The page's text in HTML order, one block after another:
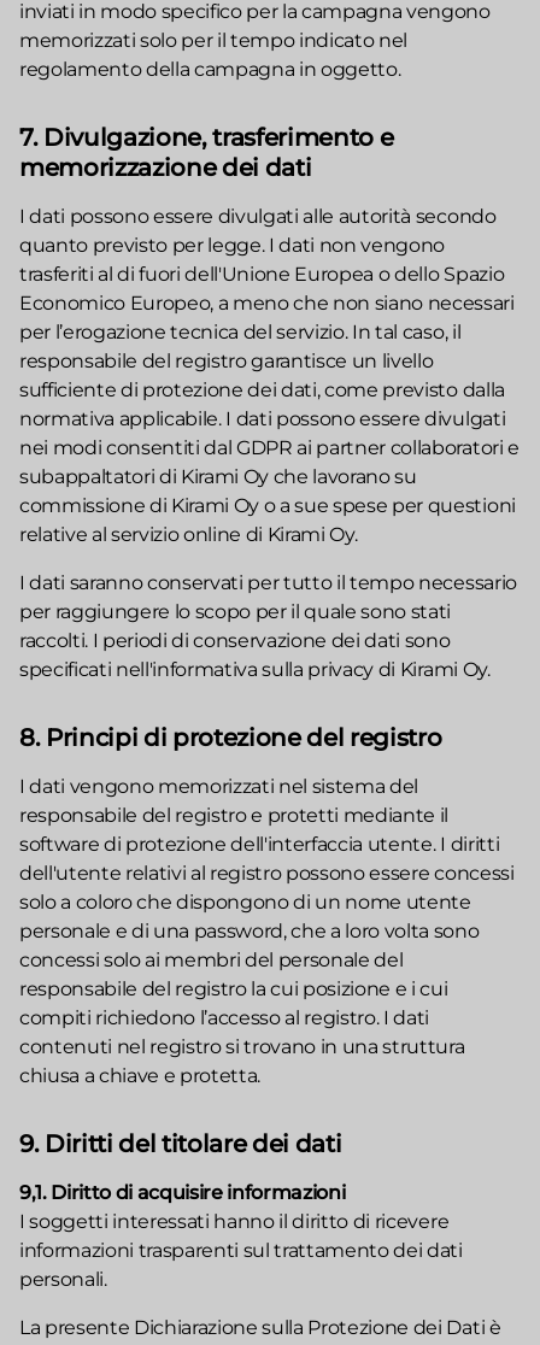
inviati in modo specifico per la campagna vengono
memorizzati solo per il tempo indicato nel
regolamento della campagna in oggetto.
7. Divulgazione, trasferimento e
memorizzazione dei dati
I dati possono essere divulgati alle autorità secondo
quanto previsto per legge. I dati non vengono
trasferiti al di fuori dell'Unione Europea o dello Spazio
Economico Europeo, a meno che non siano necessari
per l’erogazione tecnica del servizio. In tal caso, il
responsabile del registro garantisce un livello
sufficiente di protezione dei dati, come previsto dalla
normativa applicabile. I dati possono essere divulgati
nei modi consentiti dal GDPR ai partner collaboratori e
subappaltatori di Kirami Oy che lavorano su
commissione di Kirami Oy o a sue spese per questioni
relative al servizio online di Kirami Oy.
I dati saranno conservati per tutto il tempo necessario
per raggiungere lo scopo per il quale sono stati
raccolti. I periodi di conservazione dei dati sono
specificati nell'informativa sulla privacy di Kirami Oy.
8. Principi di protezione del registro
I dati vengono memorizzati nel sistema del
responsabile del registro e protetti mediante il
software di protezione dell'interfaccia utente. I diritti
dell'utente relativi al registro possono essere concessi
solo a coloro che dispongono di un nome utente
personale e di una password, che a loro volta sono
concessi solo ai membri del personale del
responsabile del registro la cui posizione e i cui
compiti richiedono l’accesso al registro. I dati
contenuti nel registro si trovano in una struttura
chiusa a chiave e protetta.
9. Diritti del titolare dei dati
9,1. Diritto di acquisire informazioni
I soggetti interessati hanno il diritto di ricevere
informazioni trasparenti sul trattamento dei dati
personali.
La presente Dichiarazione sulla Protezione dei Dati è